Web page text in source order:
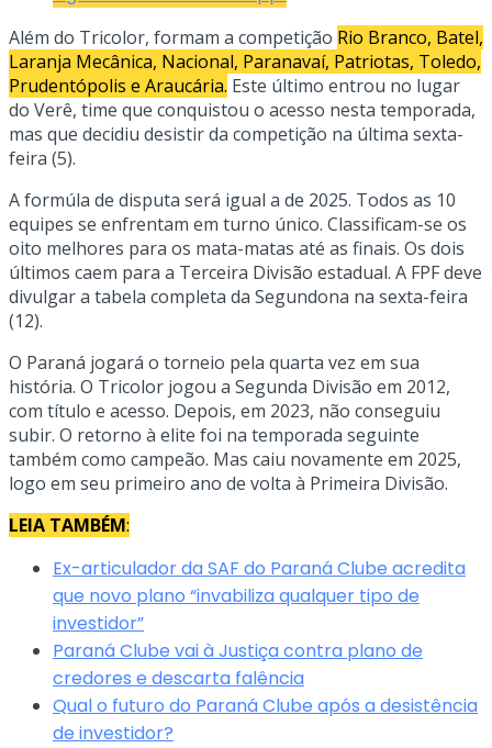
Além do Tricolor, formam a competição Rio Branco, Batel,
Laranja Mecânica, Nacional, Paranavaí, Patriotas, Toledo,
Prudentópolis e Araucária. Este último entrou no lugar
do Verê, time que conquistou o acesso nesta temporada,
mas que decidiu desistir da competição na última sexta-
feira (5).
A formúla de disputa será igual a de 2025. Todos as 10
equipes se enfrentam em turno único. Classificam-se os
oito melhores para os mata-matas até as finais. Os dois
últimos caem para a Terceira Divisão estadual. A FPF deve
divulgar a tabela completa da Segundona na sexta-feira
(12).
O Paraná jogará o torneio pela quarta vez em sua
história. O Tricolor jogou a Segunda Divisão em 2012,
com título e acesso. Depois, em 2023, não conseguiu
subir. O retorno à elite foi na temporada seguinte
também como campeão. Mas caiu novamente em 2025,
logo em seu primeiro ano de volta à Primeira Divisão.
LEIA TAMBÉM:
Ex-articulador da SAF do Paraná Clube acredita
que novo plano “invabiliza qualquer tipo de
investidor”
Paraná Clube vai à Justiça contra plano de
credores e descarta falência
Qual o futuro do Paraná Clube após a desistência
de investidor?